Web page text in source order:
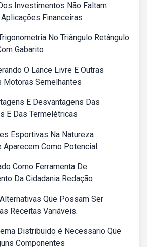
Investimentos Não Faltam
Financeiras
No Triângulo Retângulo
Gabarito
O Lance Livre E Outras
Motoras Semelhantes
E Desvantagens Das
E Das Termelétricas
Esportivas Na Natureza
Aparecem Como Potencial
Como Ferramenta De
Da Cidadania Redação
Que Possam Ser
Receitas Variáveis.
Distribuido é Necessario Que
Componentes